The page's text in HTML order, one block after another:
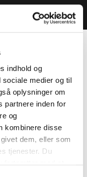
indhold og
medier og til
oplysninger om
partnere inden for
og
kombinere disse
dem, eller som
tjenester. Du